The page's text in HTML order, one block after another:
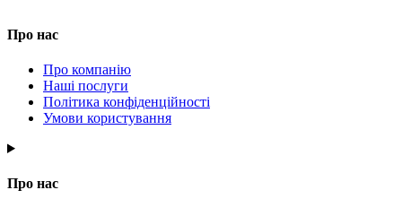
Про нас
Про компанію
Наші послуги
Політика конфіденційності
Умови користування
Про нас